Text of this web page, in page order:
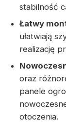
stabilność
Łatwy
ułatwiają
realizację
oraz
panele
otoczenia.